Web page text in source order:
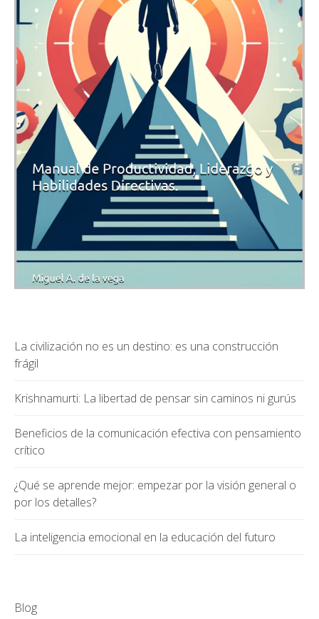
La civilización no es un destino: es una construcción
frágil
Krishnamurti: La libertad de pensar sin caminos ni gurús
Beneficios de la comunicación efectiva con pensamiento
crítico
¿Qué se aprende mejor: empezar por la visión general o
por los detalles?
La inteligencia emocional en la educación del futuro
Blog